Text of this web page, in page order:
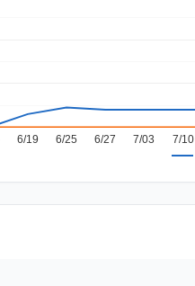
6/19 6/25 6/27 7/03 7/10